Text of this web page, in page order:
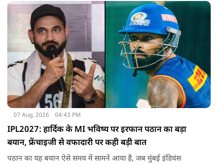
07 Aug, 2026 04:43 PM
IPL2027: हार्दिक के MI भविष्य पर इरफान पठान का बड़ा
बयान, फ्रेंचाइजी से वफादारी पर कही बड़ी बात
पठान का यह बयान ऐसे समय में सामने आया है, जब मुंबई इंडियंस